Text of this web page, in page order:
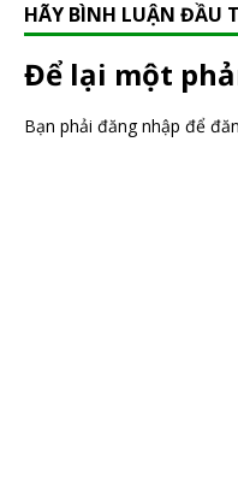
HÃY BÌNH LUẬN ĐẦU
Để lại một
Bạn phải đăng nhập để